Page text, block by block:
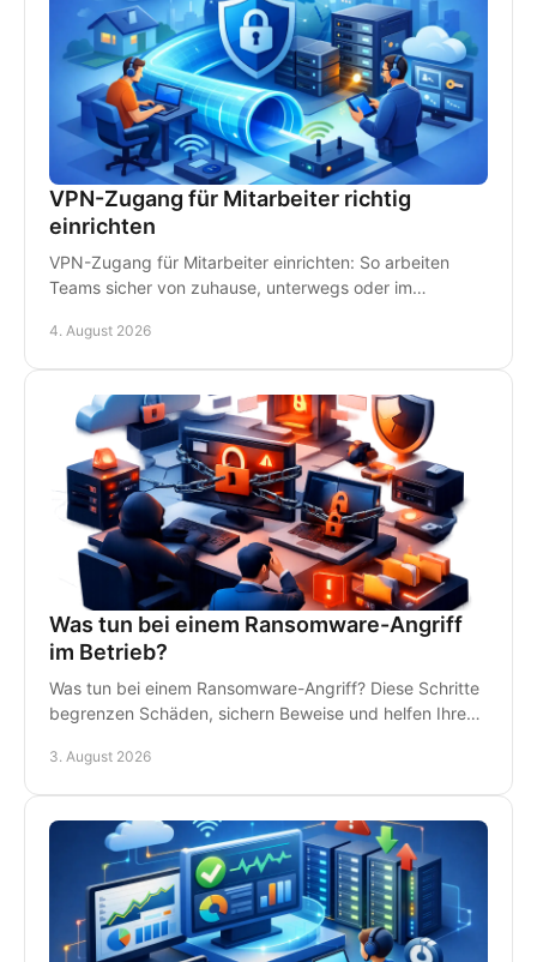
VPN-Zugang für Mitarbeiter richtig
einrichten
VPN-Zugang für Mitarbeiter einrichten: So arbeiten
Teams sicher von zuhause, unterwegs oder im
Support.
4. August 2026
Was tun bei einem Ransomware-Angriff
im Betrieb?
Was tun bei einem Ransomware-Angriff? Diese Schritte
begrenzen Schäden, sichern Beweise und helfen Ihrem
3. August 2026